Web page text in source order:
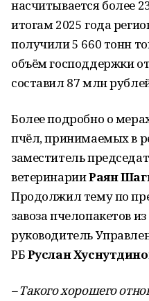
насчитывается более
итогам 2025 года
получили 5 660 тонн
объём господдержки
составил 87 млн
Более подробно о
пчёл, принимаемых в
заместитель
ветеринарииРаян
Продолжил тему по
завоза пчелопакетов
руководитель
РБРуслан
– Такого хорошего